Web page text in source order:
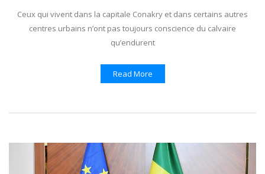
Ceux qui vivent dans la capitale Conakry et dans certains autres
centres urbains n’ont pas toujours conscience du calvaire
qu’endurent
Read More